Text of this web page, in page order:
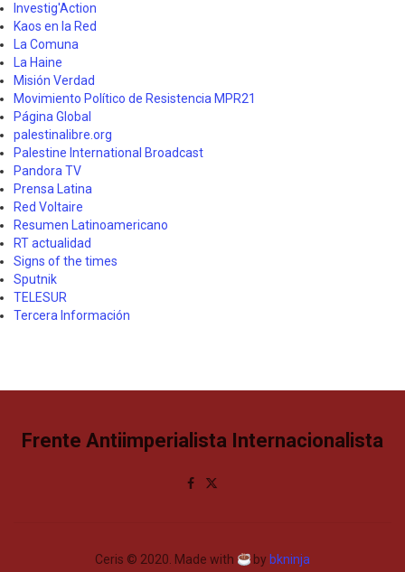
Investig'Action
Kaos en la Red
La Comuna
La Haine
Misión Verdad
Movimiento Político de Resistencia MPR21
Página Global
palestinalibre.org
Palestine International Broadcast
Pandora TV
Prensa Latina
Red Voltaire
Resumen Latinoamericano
RT actualidad
Signs of the times
Sputnik
TELESUR
Tercera Información
Frente Antiimperialista Internacionalista
Ceris © 2020. Made with by bkninja